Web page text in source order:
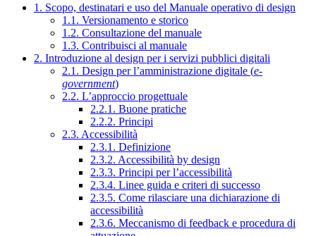
1. Scopo, destinatari e uso del Manuale operativo di design
1.1. Versionamento e storico
1.2. Consultazione del manuale
1.3. Contribuisci al manuale
2. Introduzione al design per i servizi pubblici digitali
2.1. Design per l’amministrazione digitale (e-
government)
2.2. L’approccio progettuale
2.2.1. Buone pratiche
2.2.2. Principi
2.3. Accessibilità
2.3.1. Definizione
2.3.2. Accessibilità by design
2.3.3. Principi per l’accessibilità
2.3.4. Linee guida e criteri di successo
2.3.5. Come rilasciare una dichiarazione di
accessibilità
2.3.6. Meccanismo di feedback e procedura di